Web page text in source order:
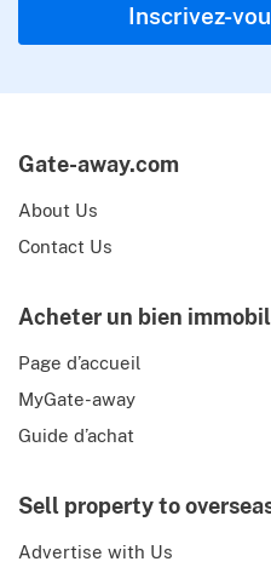
Inscrivez-
Gate-away.com
About Us
Contact Us
Acheter un bien
Page d’accueil
MyGate-away
Guide d’achat
Sell property to
Advertise with Us